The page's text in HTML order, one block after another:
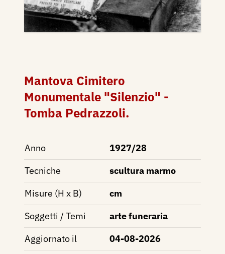
Mantova Cimitero
Monumentale "Silenzio" -
Tomba Pedrazzoli.
Anno
1927/28
Tecniche
scultura marmo
Misure (H x B)
cm
Soggetti / Temi
arte funeraria
Aggiornato il
04-08-2026